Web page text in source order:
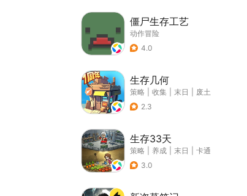
僵尸生存工艺
动作冒险
4.0
生存几何
策略 收集 末日
废土
2.3
生存33天
策略 养成 末日
卡通
3.0